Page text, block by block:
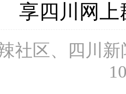
享四川网上
社区、四川